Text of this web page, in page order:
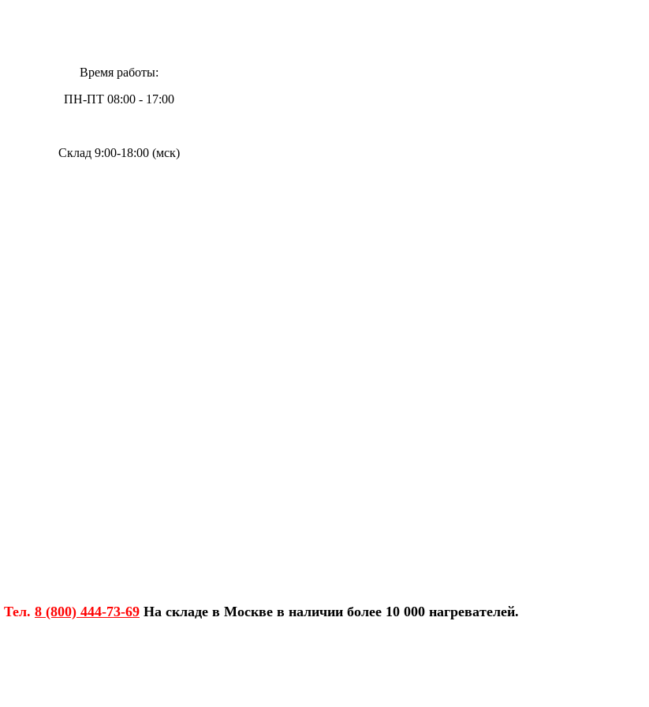
Время работы:
ПН-ПТ 08:00 - 17:00
Склад 9:00-18:00 (мск)
Тел. 8 (800) 444-73-69 На складе в Москве в наличии более 10 000 нагревателей.